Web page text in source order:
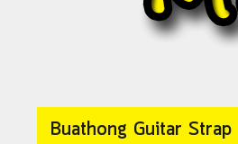
Buathong Guitar Strap